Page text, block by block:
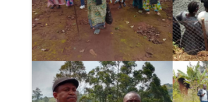
ANNONCE
ART & CULTURE & TRADITION
ASSAINISSEMENT